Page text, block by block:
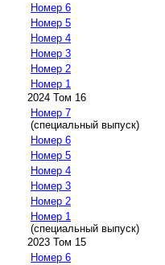
Номер 6
Номер 5
Номер 4
Номер 3
Номер 2
Номер 1
2024 Том 16
Номер 7
(специальный выпуск)
Номер 6
Номер 5
Номер 4
Номер 3
Номер 2
Номер 1
(специальный выпуск)
2023 Том 15
Номер 6